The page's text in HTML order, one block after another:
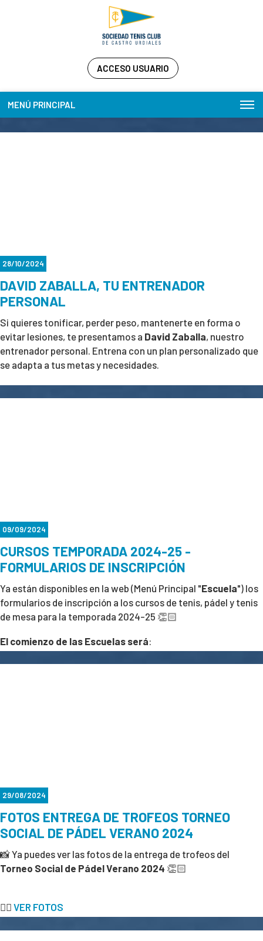
ACCESO USUARIO
MENÚ PRINCIPAL
28/10/2024
DAVID ZABALLA, TU ENTRENADOR
PERSONAL
Si quieres tonificar, perder peso, mantenerte en forma o
evitar lesiones, te presentamos a David Zaballa, nuestro
entrenador personal. Entrena con un plan personalizado que
se adapta a tus metas y necesidades.
¡Es el momento de dar el paso hacia una mejor versión de
09/09/2024
CURSOS TEMPORADA 2024-25 -
FORMULARIOS DE INSCRIPCIÓN
Ya están disponibles en la web (Menú Principal "Escuela") los
formularios de inscripción a los cursos de tenis, pádel y tenis
de mesa para la temporada 2024-25 👏🏻
El comienzo de las Escuelas será:
🎾 Escuela de tenis comienza el 1 de octubre.
29/08/2024
FOTOS ENTREGA DE TROFEOS TORNEO
SOCIAL DE PÁDEL VERANO 2024
📸 Ya puedes ver las fotos de la entrega de trofeos del
Torneo Social de Pádel Verano 2024 👏🏻
👉🏻 VER FOTOS